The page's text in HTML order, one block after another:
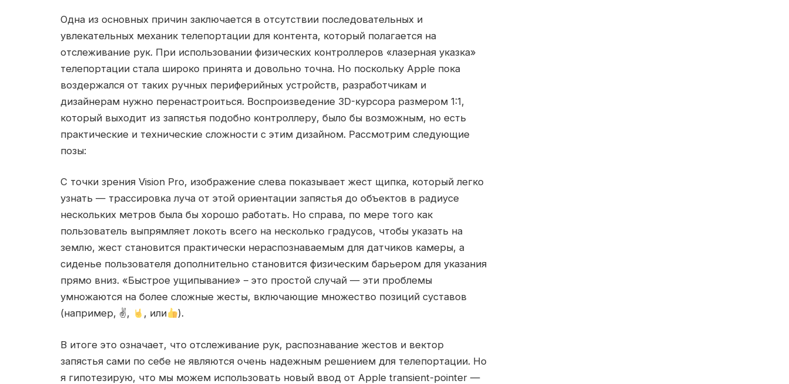
Одна из основных причин заключается в отсутствии последовательных и
увлекательных механик телепортации для контента, который полагается на
отслеживание рук. При использовании физических контроллеров «лазерная указка»
телепортации стала широко принята и довольно точна. Но поскольку Apple пока
воздержался от таких ручных периферийных устройств, разработчикам и
дизайнерам нужно перенастроиться. Воспроизведение 3D-курсора размером 1:1,
который выходит из запястья подобно контроллеру, было бы возможным, но есть
практические и технические сложности с этим дизайном. Рассмотрим следующие
позы:
С точки зрения Vision Pro, изображение слева показывает жест щипка, который легко
узнать — трассировка луча от этой ориентации запястья до объектов в радиусе
нескольких метров была бы хорошо работать. Но справа, по мере того как
пользователь выпрямляет локоть всего на несколько градусов, чтобы указать на
землю, жест становится практически нераспознаваемым для датчиков камеры, а
сиденье пользователя дополнительно становится физическим барьером для указания
прямо вниз. «Быстрое ущипывание» – это простой случай — эти проблемы
умножаются на более сложные жесты, включающие множество позиций суставов
(например, ✌, , или ).
В итоге это означает, что отслеживание рук, распознавание жестов и вектор
запястья сами по себе не являются очень надежным решением для телепортации. Но
я гипотезирую, что мы можем использовать новый ввод от Apple transient-pointer —